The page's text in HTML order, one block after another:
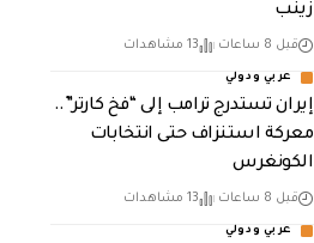
زينب
قبل 8 ساعات 13 مشاهدات
عربي ودولي
إيران تستدرج ترامب إلى “فخ كارتر”..
معركة استنزاف حتى انتخابات
الكونغرس
قبل 8 ساعات 13 مشاهدات
عربي ودولي